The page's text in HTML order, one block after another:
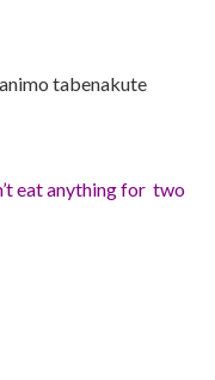
tabenakute
eat anything for two